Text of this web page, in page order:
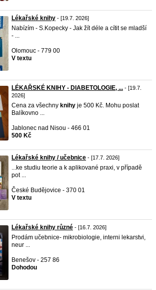
Lékařské knihy - [19.7. 2026]
Nabízím - S.Kopecky - Jak žít déle a cítit se mladší
- ...
Olomouc - 779 00
V textu
LÉKAŘSKÉ KNIHY - DIABETOLOGIE, ... - [19.7.
2026]
Cena za všechny knihy je 500 Kč. Mohu poslat
Balíkovno ...
Jablonec nad Nisou - 466 01
500 Kč
Lékařské knihy / učebnice - [17.7. 2026]
...ke studiu teorie a k aplikované praxi, v případě
pot ...
České Budějovice - 370 01
V textu
Lékařské knihy různé - [16.7. 2026]
Prodám učebnice- mikrobiologie, interni lekarstvi,
neur ...
Benešov - 257 86
Dohodou